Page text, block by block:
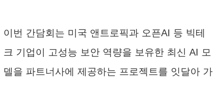
이번 간담회는 미국 앤트로픽과 오픈AI 등 빅테
크 기업이 고성능 보안 역량을 보유한 최신 AI 모
델을 파트너사에 제공하는 프로젝트를 잇달아 가